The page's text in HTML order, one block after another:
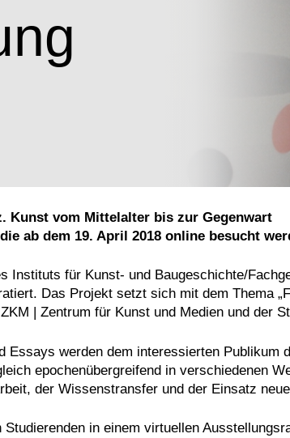
Kunst vom Mittelalter bis zur Gegenwart
ab dem 19. April 2018 online besucht
Instituts für Kunst- und Baugeschichte/
Das Projekt setzt sich mit dem Thema
| Zentrum für Kunst und Medien und der
Essays werden dem interessierten
epochenübergreifend in verschiedenen
der Wissenstransfer und der Einsatz
in einem virtuellen